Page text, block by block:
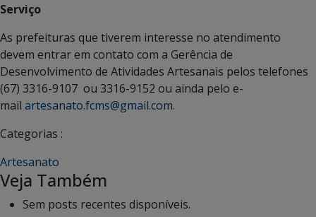
Serviço
As prefeituras que tiverem interesse no atendimento
devem entrar em contato com a Gerência de
Desenvolvimento de Atividades Artesanais pelos telefones
(67) 3316-9107 ou 3316-9152 ou ainda pelo e-
mail artesanato.fcms@gmail.com.
Categorias :
Artesanato
Veja Também
Sem posts recentes disponíveis.